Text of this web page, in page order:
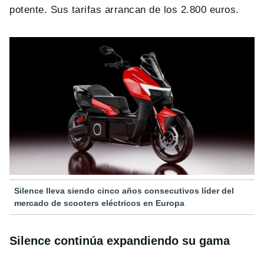
potente. Sus tarifas arrancan de los 2.800 euros.
Silence lleva siendo cinco años consecutivos líder del
mercado de scooters eléctricos en Europa
Silence continúa expandiendo su gama